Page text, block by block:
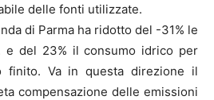
delle fonti utilizzate.
di Parma ha ridotto del -31% le
e del 23% il consumo idrico per
finito. Va in questa direzione il
compensazione delle emissioni